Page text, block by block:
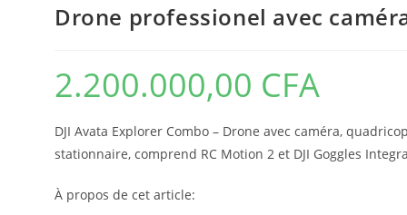
Drone professionel avec
2.200.000,00 CFA
DJI Avata Explorer Combo – Drone avec caméra,
stationnaire, comprend RC Motion 2 et DJI Goggles
À propos de cet article: